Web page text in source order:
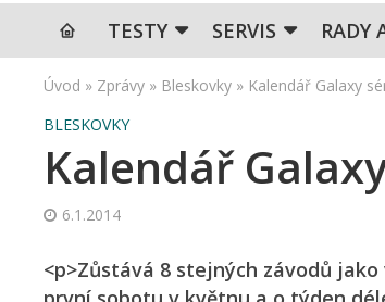
TESTY SERVIS RADY
Úvod » Zprávy » Bleskovky » Kalendář Galaxy
BLESKOVKY
Kalendář
6.1.2014
<p>Zůstává 8 stejných závodů